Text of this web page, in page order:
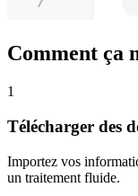
Comment ça
1
Télécharger des
Importez vos
un traitement fluide.